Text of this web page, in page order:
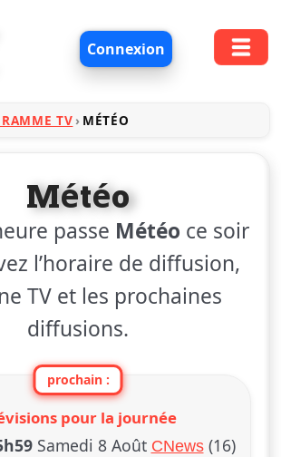
Connexion
TV MÉTÉO
Météo
passe Météo ce soir
l’horaire de diffusion,
TV et les prochaines
diffusions.
prochain :
pour la journée
Samedi 8 Août CNews(16)